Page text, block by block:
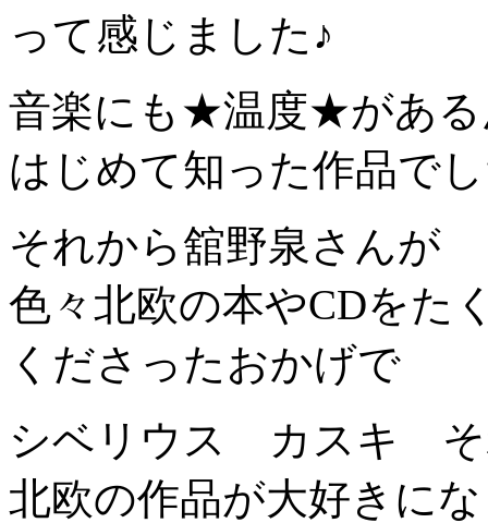
って感じました♪
音楽にも★温度★がある
はじめて知った作品で
それから舘野泉さんが
色々北欧の本やCDをた
くださったおかげで
シベリウス カスキ そ
北欧の作品が大好きに